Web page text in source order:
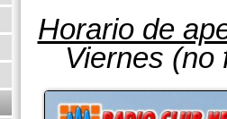
Horario de
Viernes